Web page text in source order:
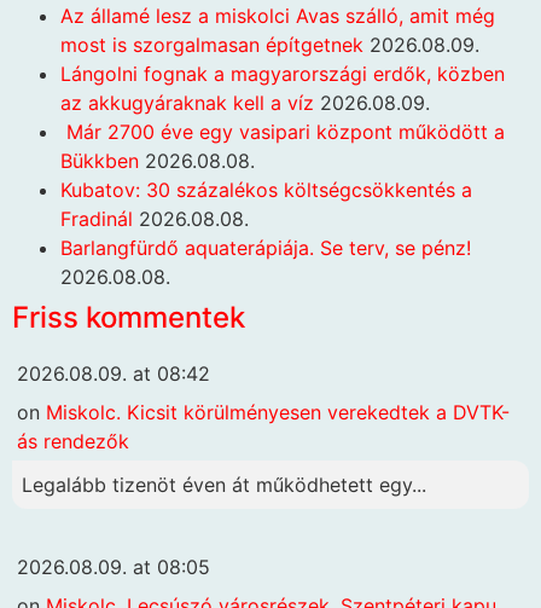
Az államé lesz a miskolci Avas szálló, amit még
most is szorgalmasan építgetnek 2026.08.09.
Lángolni fognak a magyarországi erdők, közben
az akkugyáraknak kell a víz 2026.08.09.
Már 2700 éve egy vasipari központ működött a
Bükkben 2026.08.08.
Kubatov: 30 százalékos költségcsökkentés a
Fradinál 2026.08.08.
Barlangfürdő aquaterápiája. Se terv, se pénz!
2026.08.08.
Friss kommentek
2026.08.09. at 08:42
on Miskolc. Kicsit körülményesen verekedtek a DVTK-
ás rendezők
Legalább tizenöt éven át működhetett egy...
2026.08.09. at 08:05